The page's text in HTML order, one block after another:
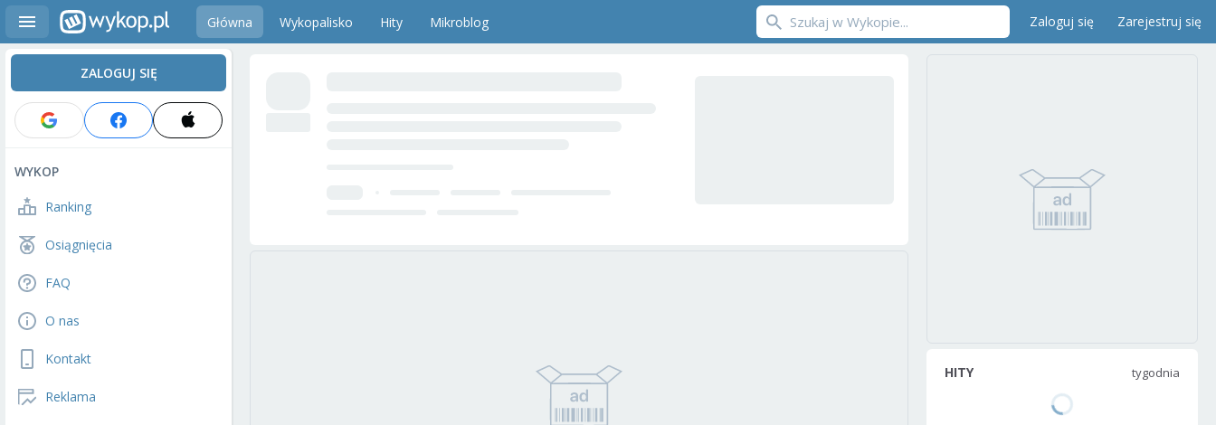
Główna Wykopalisko Hity Mikroblog Zaloguj się Zarejestruj się
ZALOGUJ SIĘ
WYKOP
Ranking
Osiągnięcia
FAQ
O nas
Kontakt
Reklama
HITY tygodnia